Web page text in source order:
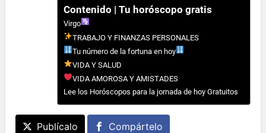
Contenido | Tu horóscopo gratis
Virgo
TRABAJO Y FINANZAS PERSONALES
Tu número de la fortuna en hoy
VIDA Y SALUD
VIDA AMOROSA Y AMISTADES
Lee los Horóscopos para la jornada de hoy Gratuitos
Publícalo Compártelo